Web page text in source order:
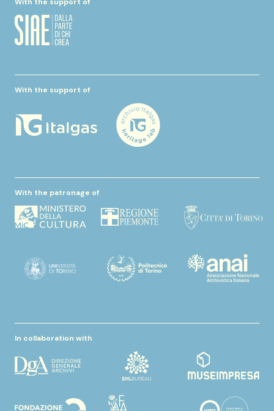
With the support of
With the patronage of
In collaboration with